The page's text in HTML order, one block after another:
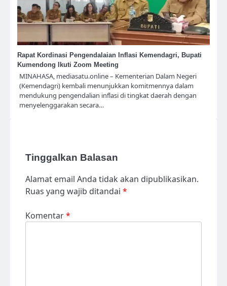
Rapat Kordinasi Pengendalaian Inflasi Kemendagri, Bupati
Kumendong Ikuti Zoom Meeting
MINAHASA, mediasatu.online – Kementerian Dalam Negeri
(Kemendagri) kembali menunjukkan komitmennya dalam
mendukung pengendalian inflasi di tingkat daerah dengan
menyelenggarakan secara…
Tinggalkan Balasan
Alamat email Anda tidak akan dipublikasikan.
Ruas yang wajib ditandai *
Komentar*